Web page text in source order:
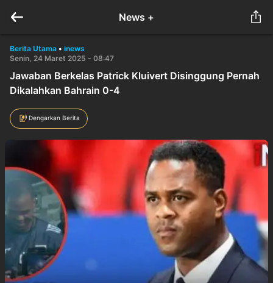
News +
Berita Utama • inews
Senin, 24 Maret 2025 - 08:47
Jawaban Berkelas Patrick Kluivert Disinggung Pernah
Dikalahkan Bahrain 0-4
Dengarkan Berita